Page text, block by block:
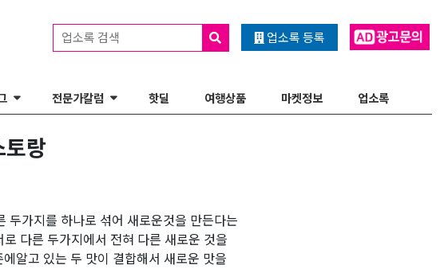
업소록 등록
업소록 검색
전문가칼럼 핫딜 여행상품 마켓정보 업소록
랑
가지를 하나로 섞어 새로운것을 만든다는
다른 두가지에서 전혀 다른 새로운 것을
알고 있는 두 맛이 결합해서 새로운 맛을